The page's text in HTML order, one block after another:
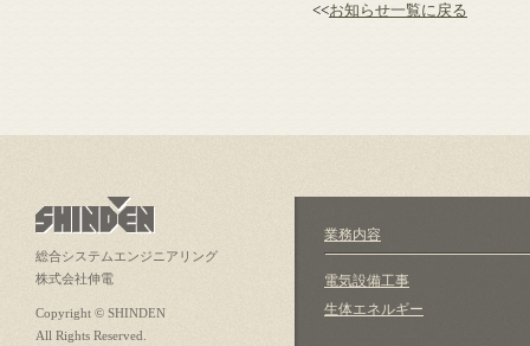
<<お知らせ一覧に戻る
総合システムエンジニアリング
株式会社伸電
Copyright © SHINDEN
All Rights Reserved.
業務内容
電気設備工事
生体エネルギー